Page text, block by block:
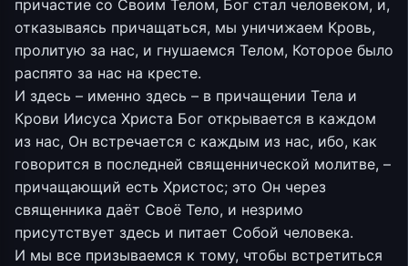
причастие со Своим Телом, Бог стал человеком, и,
отказываясь причащаться, мы уничижаем Кровь,
пролитую за нас, и гнушаемся Телом, Которое было
распято за нас на кресте.
И здесь – именно здесь – в причащении Тела и
Крови Иисуса Христа Бог открывается в каждом
из нас, Он встречается с каждым из нас, ибо, как
говорится в последней священнической молитве, –
причащающий есть Христос; это Он через
священника даёт Своё Тело, и незримо
присутствует здесь и питает Собой человека.
И мы все призываемся к тому, чтобы встретиться